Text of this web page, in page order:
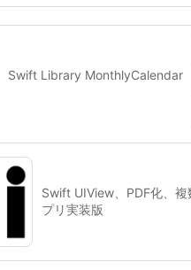
Swift Library MonthlyCalendar
Swift UIView、PDF化、複
プリ実装版